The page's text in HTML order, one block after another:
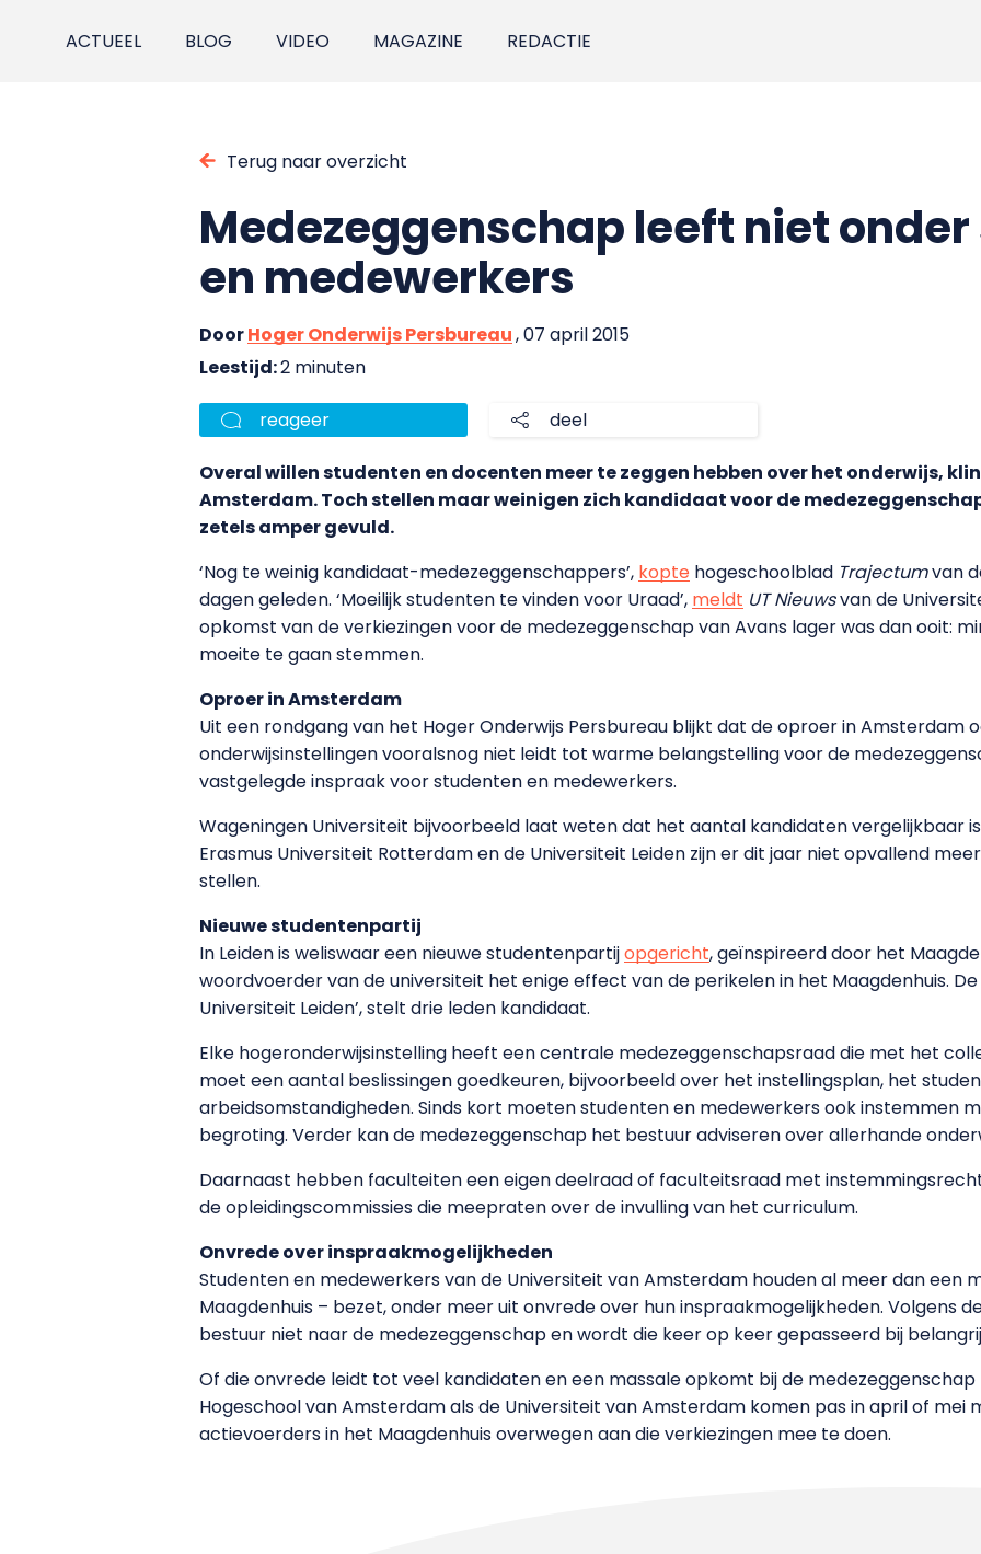
ACTUEEL BLOG VIDEO MAGAZINE REDACTIE
Terug naar overzicht
Medezeggenschap leeft niet
en medewerkers
DoorHoger Onderwijs Persbureau, 07 april 2015
Leestijd:2 minuten
reageer deel
Overal willen studenten en docenten meer te zeggen hebben over het onderwijs,
Amsterdam. Toch stellen maar weinigen zich kandidaat voor de
zetels amper gevuld.
‘Nog te weinig kandidaat-medezeggenschappers’, kopte hogeschoolblad Trajectumvan
dagen geleden. ‘Moeilijk studenten te vinden voor Uraad’, meldt UT Nieuwsvan de
opkomst van de verkiezingen voor de medezeggenschap van Avans lager was dan ooit:
moeite te gaan stemmen.
Oproer in Amsterdam
Uit een rondgang van het Hoger Onderwijs Persbureau blijkt dat de oproer in Amsterdam
onderwijsinstellingen vooralsnog niet leidt tot warme belangstelling voor de
vastgelegde inspraak voor studenten en medewerkers.
Wageningen Universiteit bijvoorbeeld laat weten dat het aantal kandidaten vergelijkbaar
Erasmus Universiteit Rotterdam en de Universiteit Leiden zijn er dit jaar niet opvallend
stellen.
Nieuwe studentenpartij
In Leiden is weliswaar een nieuwe studentenpartijopgericht, geïnspireerd door het
woordvoerder van de universiteit het enige effect van de perikelen in het Maagdenhuis. De
Universiteit Leiden’, stelt drie leden kandidaat.
Elke hogeronderwijsinstelling heeft een centrale medezeggenschapsraad die met het
moet een aantal beslissingen goedkeuren, bijvoorbeeld over het instellingsplan, het
arbeidsomstandigheden. Sinds kort moeten studenten en medewerkers ook instemmen
begroting. Verder kan de medezeggenschap het bestuur adviseren over allerhande
Daarnaast hebben faculteiten een eigen deelraad of faculteitsraad met
de opleidingscommissies die meepraten over de invulling van het curriculum.
Onvrede over inspraakmogelijkheden
Studenten en medewerkers van de Universiteit van Amsterdam houden al meer dan een
Maagdenhuis – bezet, onder meer uit onvrede over hun inspraakmogelijkheden. Volgens
bestuur niet naar de medezeggenschap en wordt die keer op keer gepasseerd bij
Of die onvrede leidt tot veel kandidaten en een massale opkomt bij de
Hogeschool van Amsterdam als de Universiteit van Amsterdam komen pas in april of mei
actievoerders in het Maagdenhuis overwegen aan die verkiezingen mee te doen.